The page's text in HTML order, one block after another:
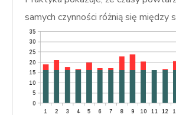
samych czynności różnią się między